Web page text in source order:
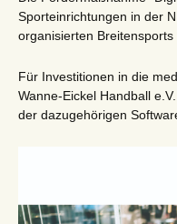
Sporteinrichtungen in der
organisierten Breitensports
Für Investitionen in die
Wanne-Eickel Handball
der dazugehörigen